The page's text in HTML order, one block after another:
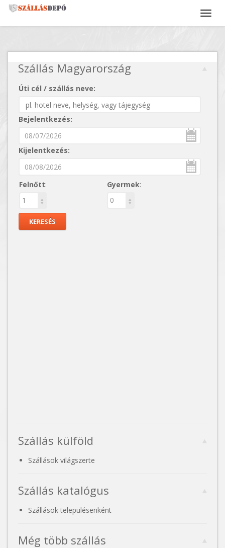
Szállás Magyarország
Úti cél / szállás neve:
Bejelentkezés:
Kijelentkezés:
Felnőtt: Gyermek:
Szállás külföld
Szállások világszerte
Szállás katalógus
Szállások településenként
Még több szállás